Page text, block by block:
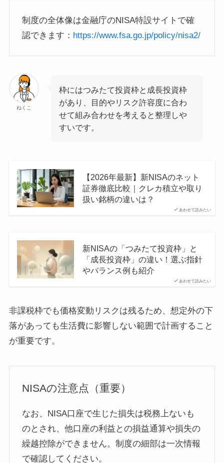
制度の全体像は金融庁のNISA特設サイトで確
認できます： https://www.fsa.go.jp/policy/nisa2/
ねくこ
枠にはつみたて投資枠と成長投資枠
があり、目的やリスク許容度に合わ
せて組み合わせを考えると整理しや
すいです。
あわせて読みたい
【2026年最新】新NISAのネット
証券徹底比較｜クレカ積立や取り
扱い銘柄の違いは？
あわせて読みたい
新NISAの「つみたて投資枠」と
「成長投資枠」の違い！選ぶ指針
やバランス例も紹介
非課税枠でも価格変動リスクは残るため、想定外の下
落があっても生活費に影響しない範囲で計画すること
が重要です。
NISAの注意点（重要）
なお、NISA口座で生じた損失は税務上ないも
のとされ、他口座の利益との損益通算や損失の
繰越控除ができません。制度の細部は一次情報
で確認してください。